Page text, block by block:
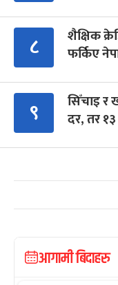
८
शैक्षिक
फर्किए
९
सिँचाइ र
दर, तर
आगामी बिदाहरु